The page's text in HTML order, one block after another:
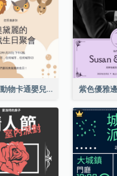
棕色蠟筆動物卡通嬰兒生日邀請